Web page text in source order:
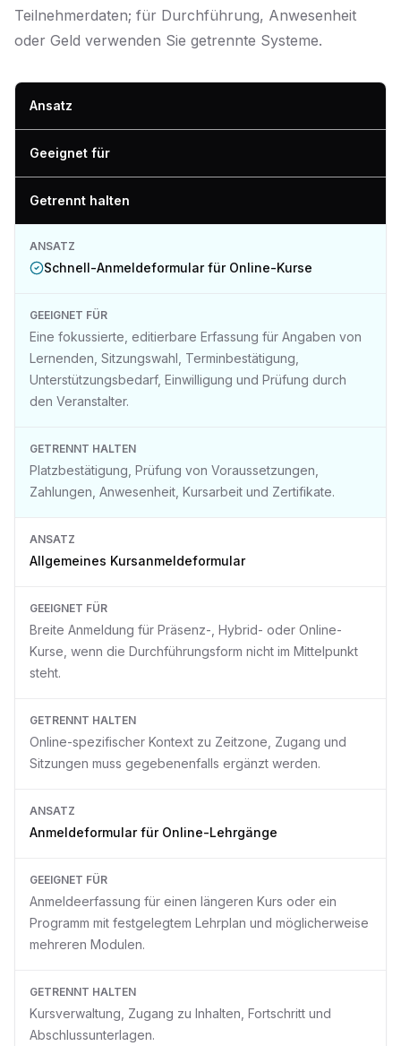
Teilnehmerdaten; für Durchführung, Anwesenheit
oder Geld verwenden Sie getrennte Systeme.
Ansatz
Geeignet für
Getrennt halten
ANSATZ
Schnell-Anmeldeformular für Online-Kurse
GEEIGNET FÜR
Eine fokussierte, editierbare Erfassung für Angaben von
Lernenden, Sitzungswahl, Terminbestätigung,
Unterstützungsbedarf, Einwilligung und Prüfung durch
den Veranstalter.
GETRENNT HALTEN
Platzbestätigung, Prüfung von Voraussetzungen,
Zahlungen, Anwesenheit, Kursarbeit und Zertifikate.
ANSATZ
Allgemeines Kursanmeldeformular
GEEIGNET FÜR
Breite Anmeldung für Präsenz-, Hybrid- oder Online-
Kurse, wenn die Durchführungsform nicht im Mittelpunkt
steht.
GETRENNT HALTEN
Online-spezifischer Kontext zu Zeitzone, Zugang und
Sitzungen muss gegebenenfalls ergänzt werden.
ANSATZ
Anmeldeformular für Online-Lehrgänge
GEEIGNET FÜR
Anmeldeerfassung für einen längeren Kurs oder ein
Programm mit festgelegtem Lehrplan und möglicherweise
mehreren Modulen.
GETRENNT HALTEN
Kursverwaltung, Zugang zu Inhalten, Fortschritt und
Abschlussunterlagen.